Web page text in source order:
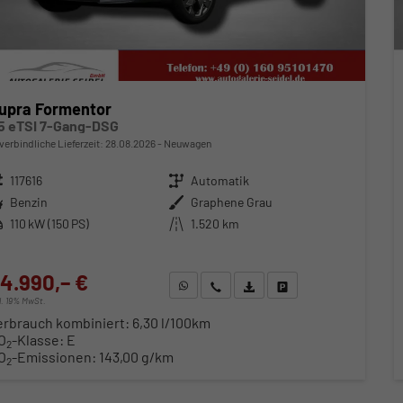
Formentor
eTSI 7-Gang-DSG
Lieferzeit: 28.08.2026 Neuwagen
117616 Getriebe Automatik
Benzin Außenfarbe Graphene Grau
110 kW (150 PS) Kilometerstand 1.520 km
€
19% MwSt.
WhatsApp anfragen
Wir rufen Sie anFahrzeugexposé (PDF)
kombiniert: 6,30 l/100km
2-Klasse: E
2-Emissionen: 143,00 g/km